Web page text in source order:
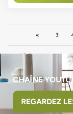
Précédent
3
CHAÎNE
REGARDEZ